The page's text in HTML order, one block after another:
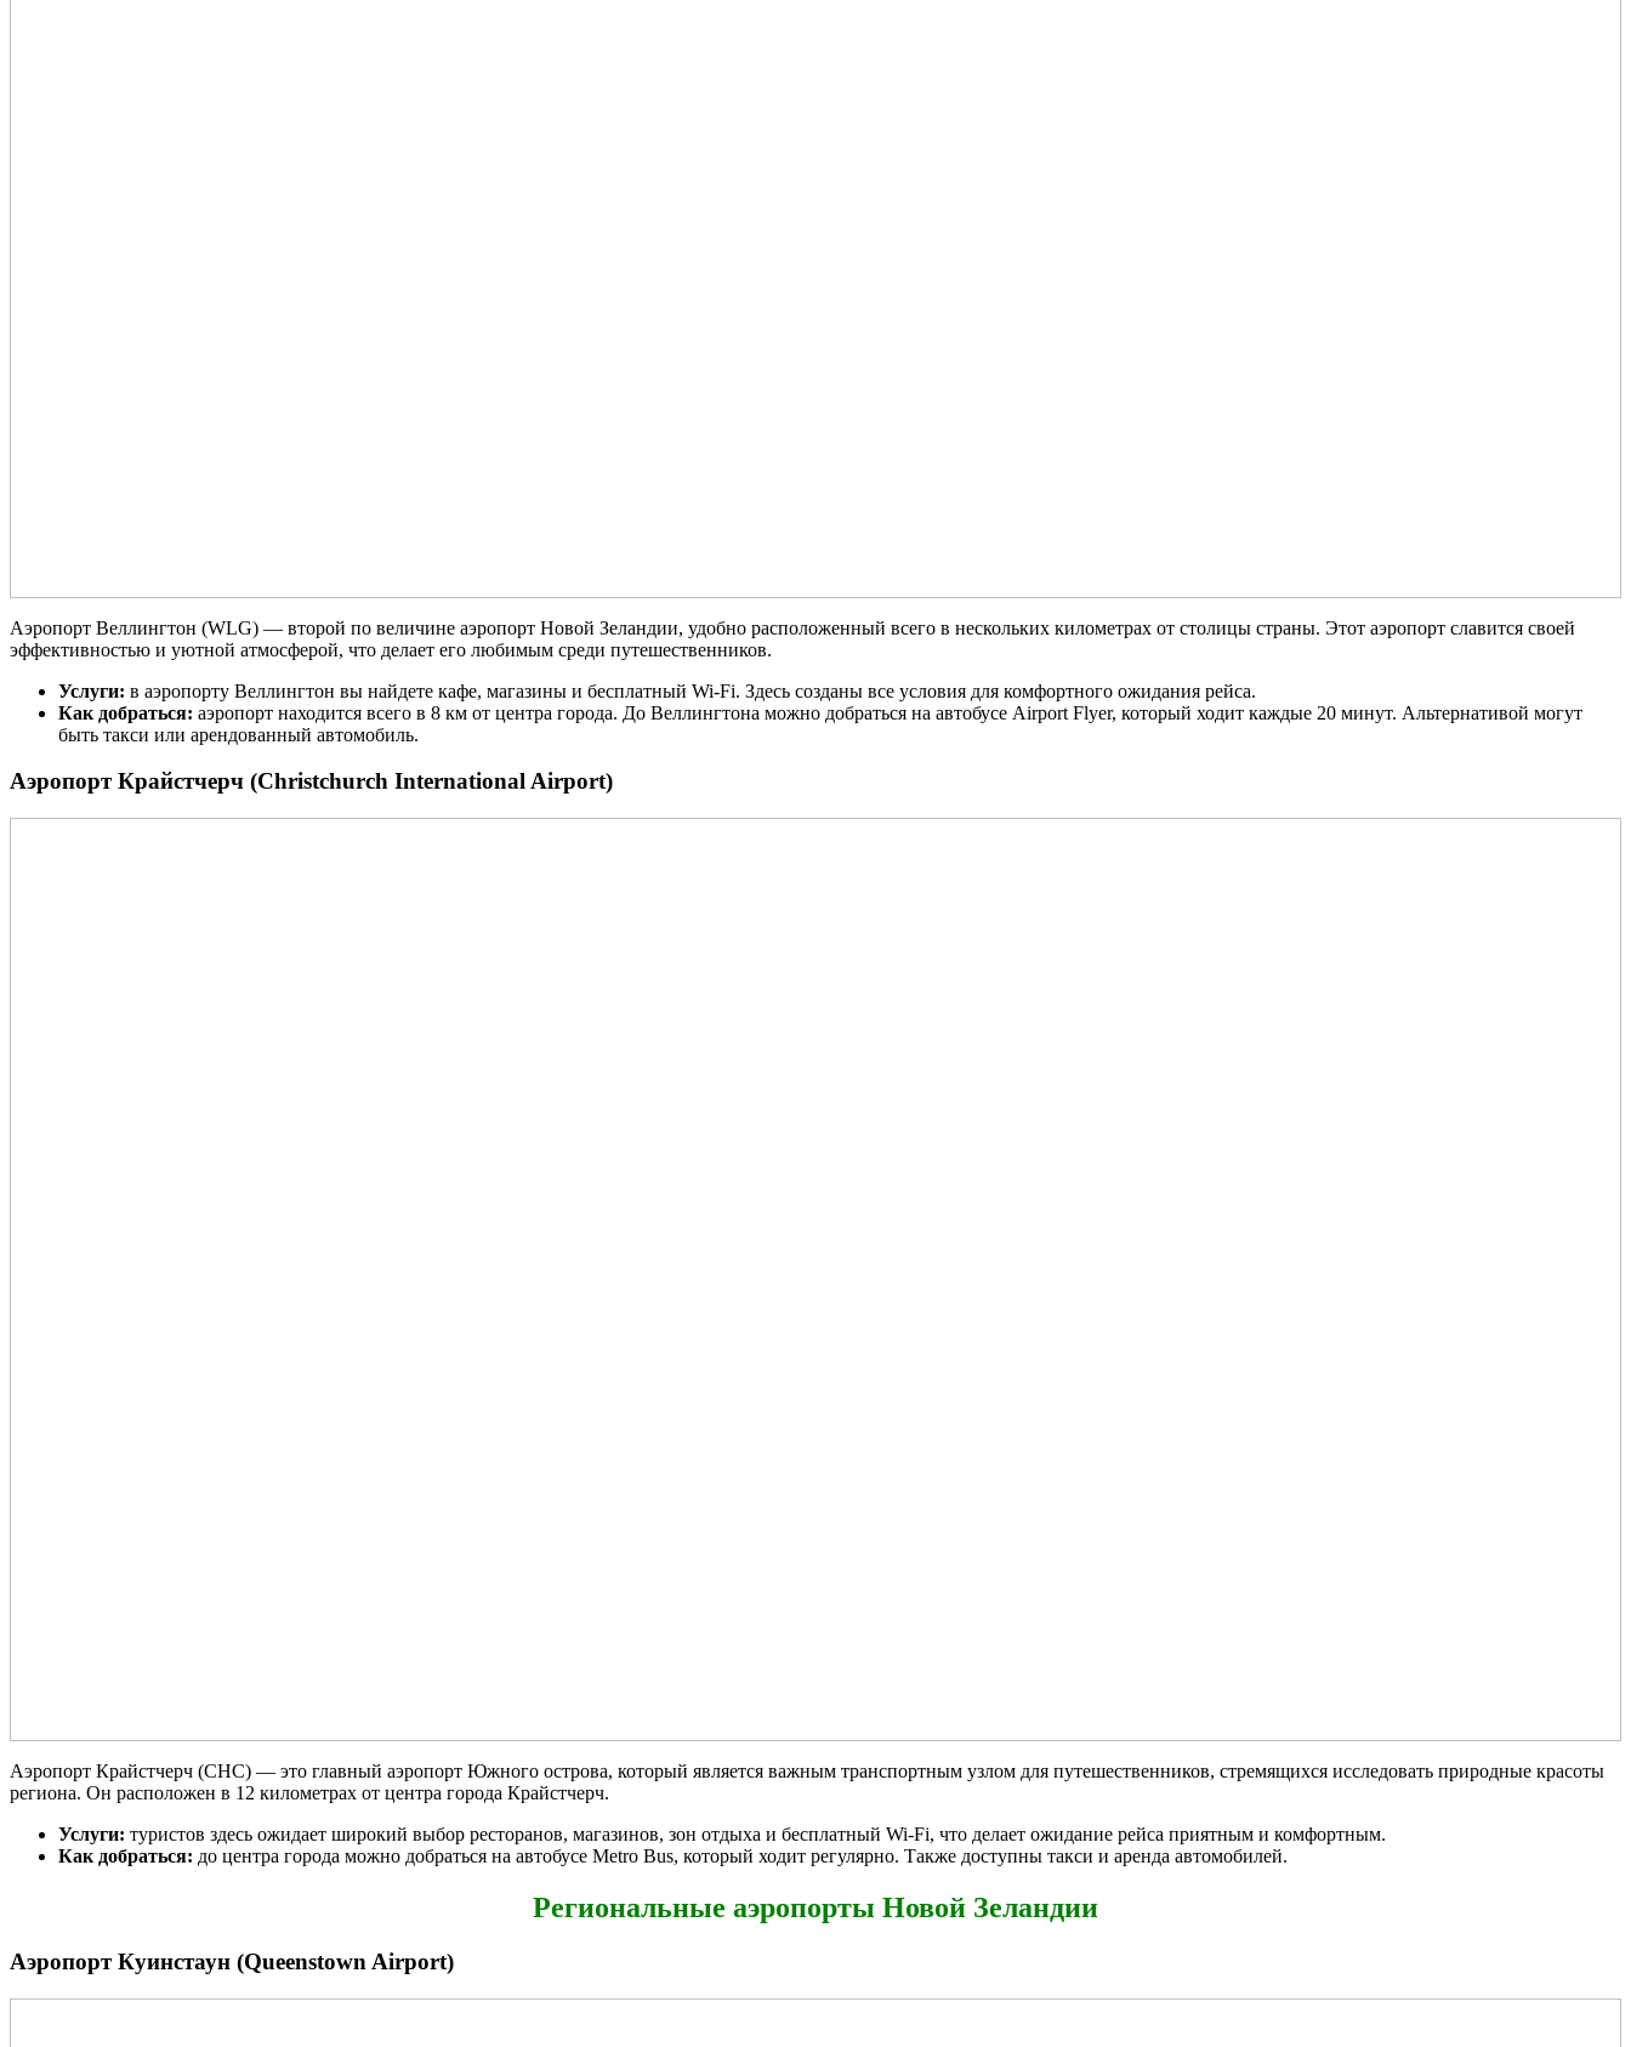
Аэропорт Веллингтон (WLG) — второй по величине аэропорт Новой Зеландии, удобно расположенный всего в нескольких километрах от столицы страны. Этот аэропорт славится своей
эффективностью и уютной атмосферой, что делает его любимым среди путешественников.
Услуги: в аэропорту Веллингтон вы найдете кафе, магазины и бесплатный Wi-Fi. Здесь созданы все условия для комфортного ожидания рейса.
Как добраться: аэропорт находится всего в 8 км от центра города. До Веллингтона можно добраться на автобусе Airport Flyer, который ходит каждые 20 минут. Альтернативой могут
быть такси или арендованный автомобиль.
Аэропорт Крайстчерч (Christchurch International Airport)
Аэропорт Крайстчерч (CHC) — это главный аэропорт Южного острова, который является важным транспортным узлом для путешественников, стремящихся исследовать природные красоты
региона. Он расположен в 12 километрах от центра города Крайстчерч.
Услуги: туристов здесь ожидает широкий выбор ресторанов, магазинов, зон отдыха и бесплатный Wi-Fi, что делает ожидание рейса приятным и комфортным.
Как добраться: до центра города можно добраться на автобусе Metro Bus, который ходит регулярно. Также доступны такси и аренда автомобилей.
Региональные аэропорты Новой Зеландии
Аэропорт Куинстаун (Queenstown Airport)